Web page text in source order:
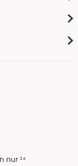
nur ¹⁴